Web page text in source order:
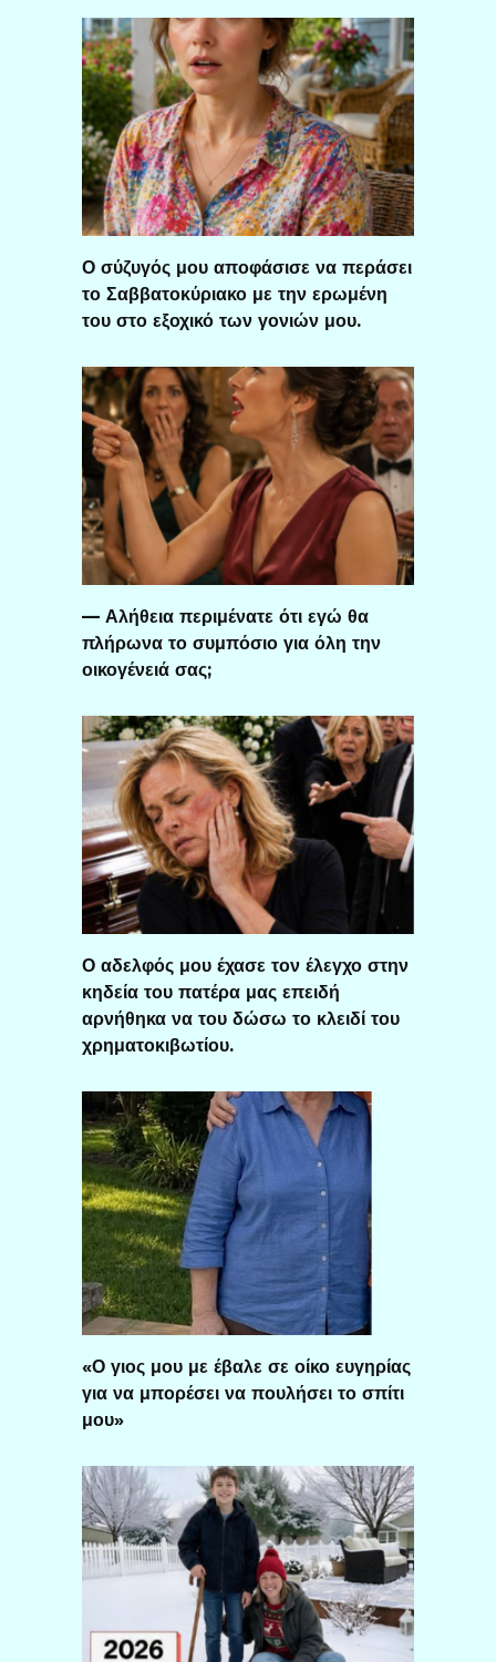
Ο σύζυγός μου αποφάσισε να περάσει
το Σαββατοκύριακο με την ερωμένη
του στο εξοχικό των γονιών μου.
— Αλήθεια περιμένατε ότι εγώ θα
πλήρωνα το συμπόσιο για όλη την
οικογένειά σας;
Ο αδελφός μου έχασε τον έλεγχο στην
κηδεία του πατέρα μας επειδή
αρνήθηκα να του δώσω το κλειδί του
χρηματοκιβωτίου.
«Ο γιος μου με έβαλε σε οίκο ευγηρίας
για να μπορέσει να πουλήσει το σπίτι
μου»